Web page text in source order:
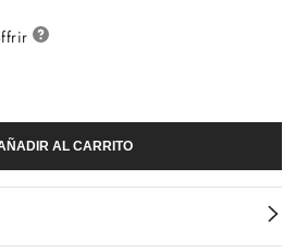
AL CARRITO